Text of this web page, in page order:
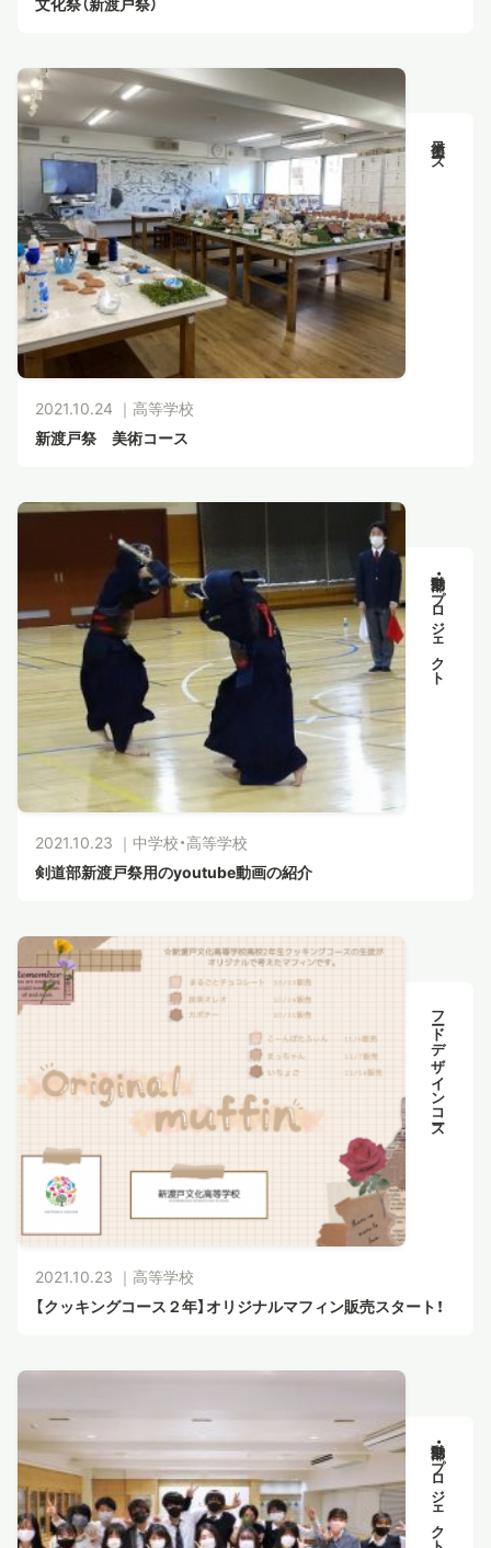
美術コース
2021.10.24 ｜ 高等学校
新渡戸祭 美術コース
部活動・プロジェクト
2021.10.23 ｜ 中学校・高等学校
剣道部新渡戸祭用のyoutube動画の紹介
フードデザインコース
2021.10.23 ｜ 高等学校
【クッキングコース２年】オリジナルマフィン販売スタート！
部活動・プロジェクト